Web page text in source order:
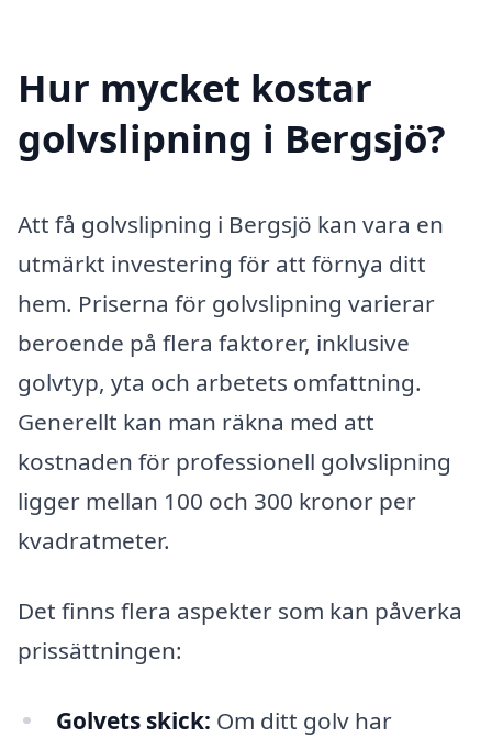
Hur mycket kostar
golvslipning i Bergsjö?
Att få golvslipning i Bergsjö kan vara en
utmärkt investering för att förnya ditt
hem. Priserna för golvslipning varierar
beroende på flera faktorer, inklusive
golvtyp, yta och arbetets omfattning.
Generellt kan man räkna med att
kostnaden för professionell golvslipning
ligger mellan 100 och 300 kronor per
kvadratmeter.
Det finns flera aspekter som kan påverka
prissättningen:
Golvets skick: Om ditt golv har